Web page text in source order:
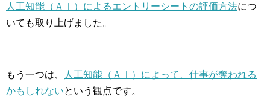
人工知能（ＡＩ）によるエントリーシートの評価方法につ
いても取り上げました。
もう一つは、
人工知能（ＡＩ）によって、仕事が奪われる
かもしれないという観点です。